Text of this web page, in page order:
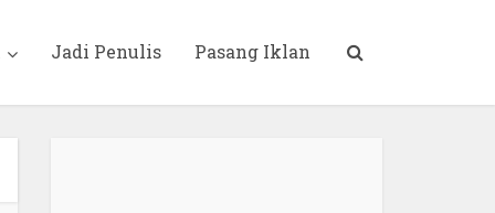
Jadi Penulis Pasang Iklan